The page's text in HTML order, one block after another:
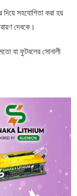
দিয়ে সহযোগিতা করা হয়
দেবকে।
যা ফুটবলের সোনালী